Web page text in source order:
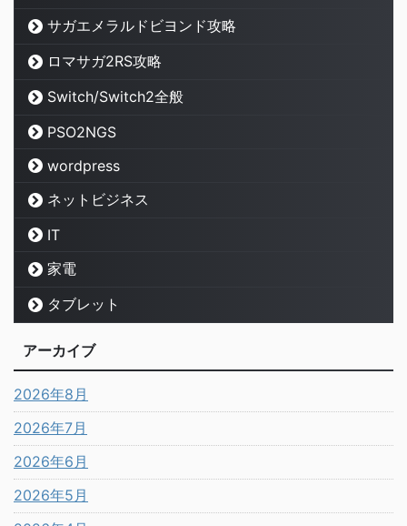
サガエメラルドビヨンド攻略
ロマサガ2RS攻略
Switch/Switch2全般
PSO2NGS
wordpress
ネットビジネス
IT
家電
タブレット
アーカイブ
2026年8月
2026年7月
2026年6月
2026年5月